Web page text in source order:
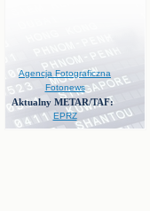
Agencja Fotograficzna
Fotonews
Aktualny METAR/TAF:
EPRZ